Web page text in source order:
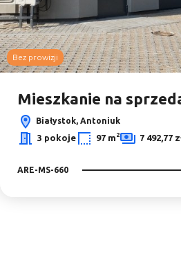
Bez prowizji
Mieszkanie na
Białystok, Antoniuk
3 pokoje 97 m2 7 492,77
ARE-MS-660